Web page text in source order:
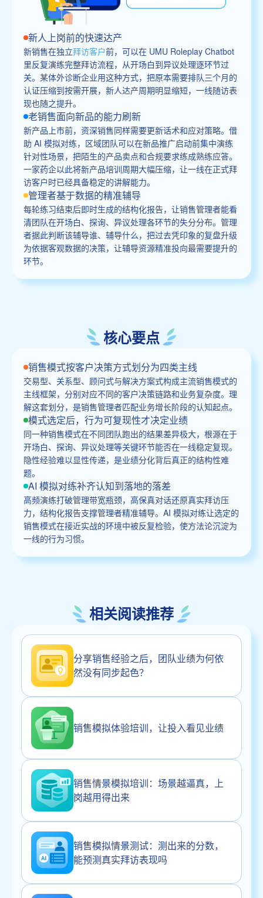
新人上岗前的快速达产
新销售在独立拜访客户前，可以在 UMU Roleplay Chatbot
里反复演练完整拜访流程，从开场白到异议处理逐环节过
关。某体外诊断企业用这种方式，把原本需要排队三个月的
认证压缩到按需开展，新人达产周期明显缩短，一线随访表
现也随之提升。
老销售面向新品的能力刷新
新产品上市前，资深销售同样需要更新话术和应对策略。借
助 AI 模拟对练，区域团队可以在新品推广启动前集中演练
针对性场景，把陌生的产品卖点和合规要求练成熟练应答。
一家药企以此将新产品培训周期大幅压缩，让一线在正式拜
访客户时已经具备稳定的讲解能力。
管理者基于数据的精准辅导
每轮练习结束后即时生成的结构化报告，让销售管理者能看
清团队在开场白、探询、异议处理各环节的失分分布。管理
者据此判断该辅导谁、辅导什么，把过去凭印象的复盘升级
为依据客观数据的决策，让辅导资源精准投向最需要提升的
环节。
核心要点
销售模式按客户决策方式划分为四类主线
交易型、关系型、顾问式与解决方案式构成主流销售模式的
主线框架，分别对应不同的客户决策链路和业务复杂度。理
解这套划分，是销售管理者匹配业务增长阶段的认知起点。
模式选定后，行为可复现性才决定业绩
同一种销售模式在不同团队跑出的结果差异极大，根源在于
开场白、探询、异议处理等关键环节能否在一线稳定复现。
隐性经验难以显性传递，是业绩分化背后真正的结构性难
题。
AI 模拟对练补齐认知到落地的落差
高频演练打破管理带宽瓶颈，高保真对话还原真实拜访压
力，结构化报告支撑管理者精准辅导。AI 模拟对练让选定的
销售模式在接近实战的环境中被反复检验，使方法论沉淀为
一线的行为习惯。
相关阅读推荐
分享销售经验之后，团队业绩为何依
然没有同步起色？
销售模拟体验培训，让投入看见业绩
销售情景模拟培训：场景越逼真，上
岗越用得出来
销售模拟情景测试：测出来的分数，
能预测真实拜访表现吗